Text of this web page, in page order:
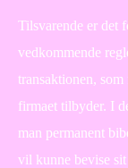
Tilsvarende er det
vedkommende
transaktionen,
firmaet tilbyder. I
man permanent
vil kunne bevise